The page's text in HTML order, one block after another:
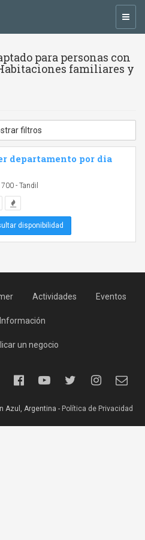
para personas con
familiares y
filtros
departamento por dia
- Tandil
disponibilidad
Actividades Eventos
Información
un negocio
Azul, Argentina - Política de Privacidad